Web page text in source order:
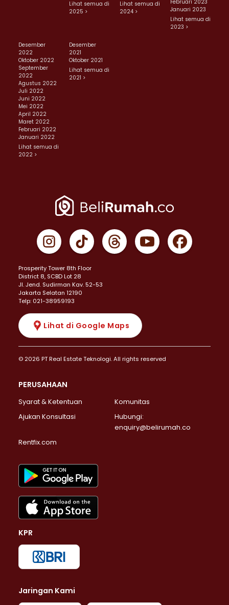
Lihat semua di
2025 >
Lihat semua di
2024 >
Februari 2023
Januari 2023
Lihat semua di
2023 >
Desember
2022
Oktober 2022
September
2022
Agustus 2022
Juli 2022
Juni 2022
Mei 2022
April 2022
Maret 2022
Februari 2022
Januari 2022
Lihat semua di
2022 >
Desember
2021
Oktober 2021
Lihat semua di
2021 >
Prosperity Tower 8th Floor
District 8, SCBD Lot 28
JI. Jend. Sudirman Kav. 52-53
Jakarta Selatan 12190
Telp: 021-38959193
Lihat di Google Maps
© 2026 PT Real Estate Teknologi. All rights reserved
PERUSAHAAN
Syarat & Ketentuan
Komunitas
Ajukan Konsultasi
Hubungi:
enquiry@belirumah.co
Rentfix.com
KPR
Jaringan Kami